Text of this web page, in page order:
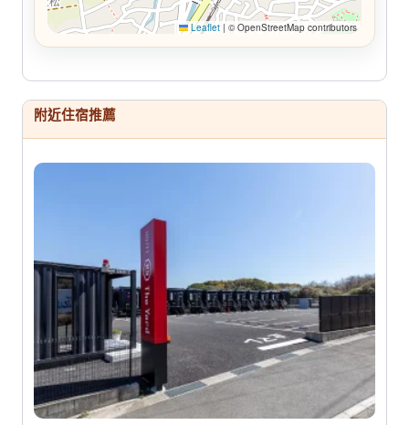
Leaflet | © OpenStreetMap contributors
附近住宿推薦